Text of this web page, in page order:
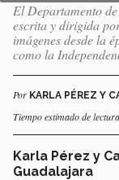
El Departamento
escrita y dirigida
imágenes desde la
como la
Por KARLA PÉREZ Y
Tiempo estimado de
Karla Pérez y
Guadalajara